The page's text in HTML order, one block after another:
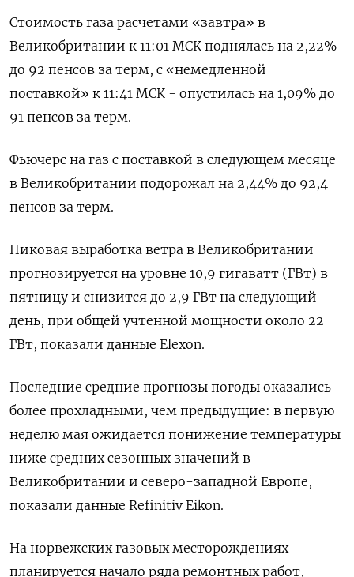
Стоимость газа расчетами «завтра» в
Великобритании к 11:01 МСК поднялась на 2,22%
до 92 пенсов за терм, с «немедленной
поставкой» к 11:41 МСК - опустилась на 1,09% до
91 пенсов за терм.
Фьючерс на газ с поставкой в следующем месяце
в Великобритании подорожал на 2,44% до 92,4
пенсов за терм.
Пиковая выработка ветра в Великобритании
прогнозируется на уровне 10,9 гигаватт (ГВт) в
пятницу и снизится до 2,9 ГВт на следующий
день, при общей учтенной мощности около 22
ГВт, показали данные Elexon.
Последние средние прогнозы погоды оказались
более прохладными, чем предыдущие: в первую
неделю мая ожидается понижение температуры
ниже средних сезонных значений в
Великобритании и северо-западной Европе,
показали данные Refinitiv Eikon.
На норвежских газовых месторождениях
планируется начало ряда ремонтных работ,